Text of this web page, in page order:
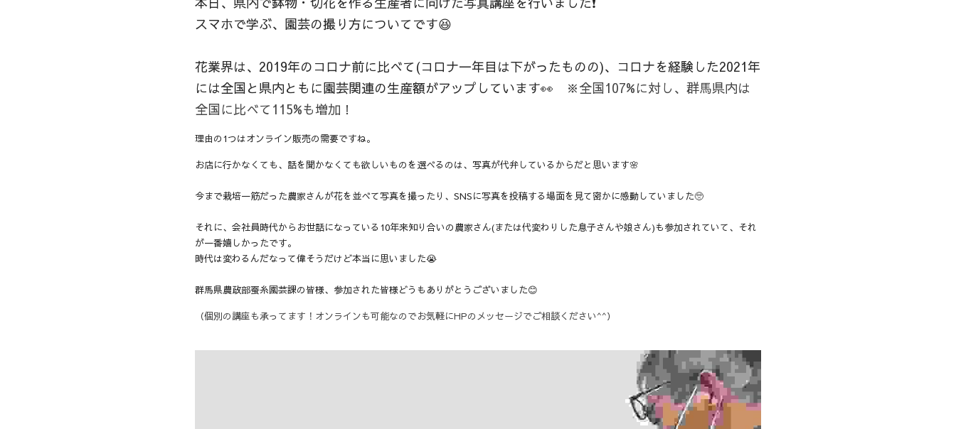
スマホで学ぶ、園芸の撮り方についてです😆
花業界は、2019年のコロナ前に比べて(コロナ一年目は下がったものの)、コロナを経験した2021年
には全国と県内ともに園芸関連の生産額がアップしています👀
※全国107%に対し、群馬県内は
全国に比べて115%も増加！
理由の1つはオンライン販売の需要ですね。
お店に行かなくても、話を聞かなくても欲しいものを選べるのは、写真が代弁しているからだと思います🌸
今まで栽培一筋だった農家さんが花を並べて写真を撮ったり、SNSに写真を投稿する場面を見て密かに感動していました🥺
それに、会社員時代からお世話になっている10年来知り合いの農家さん(または代変わりした息子さんや娘さん)も参加されていて、それ
が一番嬉しかったです。
時代は変わるんだなって偉そうだけど本当に思いました😭
群馬県農政部蚕糸園芸課の皆様、参加された皆様どうもありがとうございました😊
（個別の講座も承ってます！オンラインも可能なのでお気軽にHPのメッセージでご相談ください^^）